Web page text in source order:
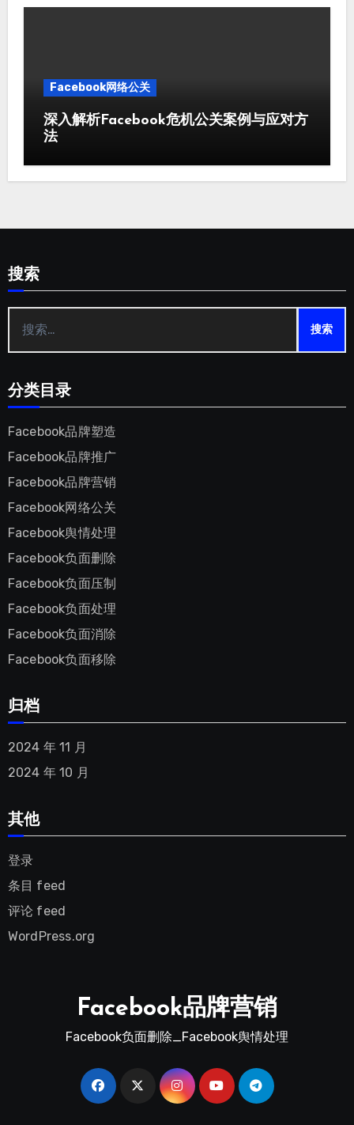
Facebook网络公关
深入解析Facebook危机公关案例与应对方
法
搜索
索：
分类目录
Facebook品牌塑造
Facebook品牌推广
Facebook品牌营销
Facebook网络公关
Facebook舆情处理
Facebook负面删除
Facebook负面压制
Facebook负面处理
Facebook负面消除
Facebook负面移除
归档
2024 年 11 月
2024 年 10 月
其他
登录
条目 feed
评论 feed
WordPress.org
Facebook品牌营销
Facebook负面删除_Facebook舆情处理